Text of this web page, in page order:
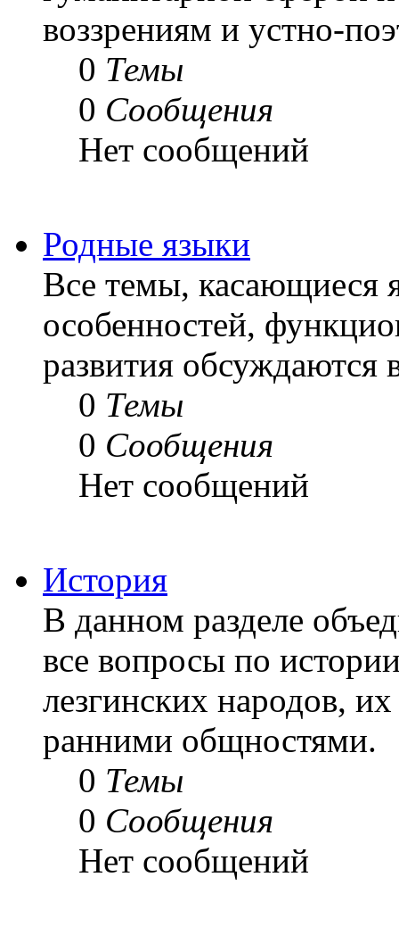
воззрениям и устно-
0 Темы
0 Сообщения
Нет сообщений
Родные языки
Все темы, касающиеся
особенностей,
развития обсуждаются
0 Темы
0 Сообщения
Нет сообщений
История
В данном разделе
все вопросы по
лезгинских народов, их
ранними общностями.
0 Темы
0 Сообщения
Нет сообщений